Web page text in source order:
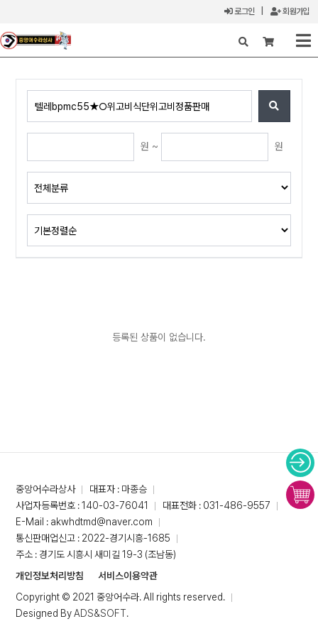
로그인 회원가입
X
원 ~ 원
등록된 상품이 없습니다.
중앙어수라상사
대표자 : 마종승
사업자등록번호 : 140-03-76041
대표전화 : 031-486-9557
E-Mail : akwhdtmd@naver.com
통신판매업신고 : 2022-경기시흥-1685
주소 : 경기도 시흥시 새미길 19-3 (조남동)
개인정보처리방침
서비스이용약관
Copyright © 2021 중앙어수라. All rights reserved.
Designed ByADS&SOFT.